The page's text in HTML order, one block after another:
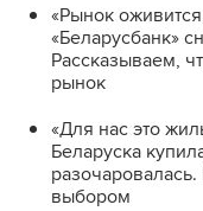
«Рынок
«Беларусбанк»
Рассказываем,
рынок
«Для нас это
Беларуска
выбором